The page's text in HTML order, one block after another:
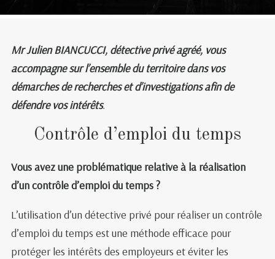
Mr Julien BIANCUCCI, détective privé agréé, vous
accompagne sur l’ensemble du territoire dans vos
démarches de recherches et d’investigations afin de
défendre vos intérêts.
Contrôle d’emploi du temps
Vous avez une problématique relative à la réalisation
d’un contrôle d’emploi du temps ?
L’utilisation d’un détective privé pour réaliser un contrôle
d’emploi du temps est une méthode efficace pour
protéger les intérêts des employeurs et éviter les